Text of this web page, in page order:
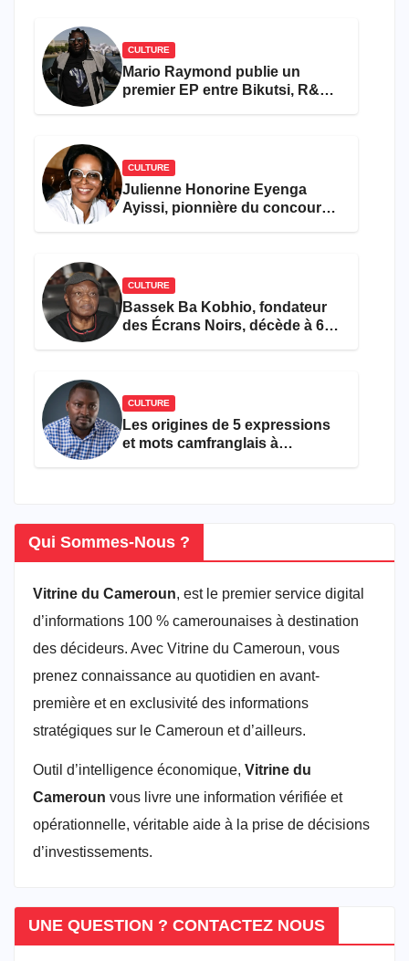
CULTURE
Mario Raymond publie un
premier EP entre Bikutsi, R&B
CULTURE
Julienne Honorine Eyenga
Ayissi, pionnière du concours
CULTURE
Bassek Ba Kobhio, fondateur
des Écrans Noirs, décède à 69
CULTURE
Les origines de 5 expressions
et mots camfranglais à
Qui Sommes-Nous ?
Vitrine du Cameroun, est le premier service digital
d’informations 100 % camerounaises à destination
des décideurs. Avec Vitrine du Cameroun, vous
prenez connaissance au quotidien en avant-
première et en exclusivité des informations
stratégiques sur le Cameroun et d’ailleurs.
Outil d’intelligence économique, Vitrine du
Cameroun vous livre une information vérifiée et
opérationnelle, véritable aide à la prise de décisions
d’investissements.
UNE QUESTION ? CONTACTEZ NOUS